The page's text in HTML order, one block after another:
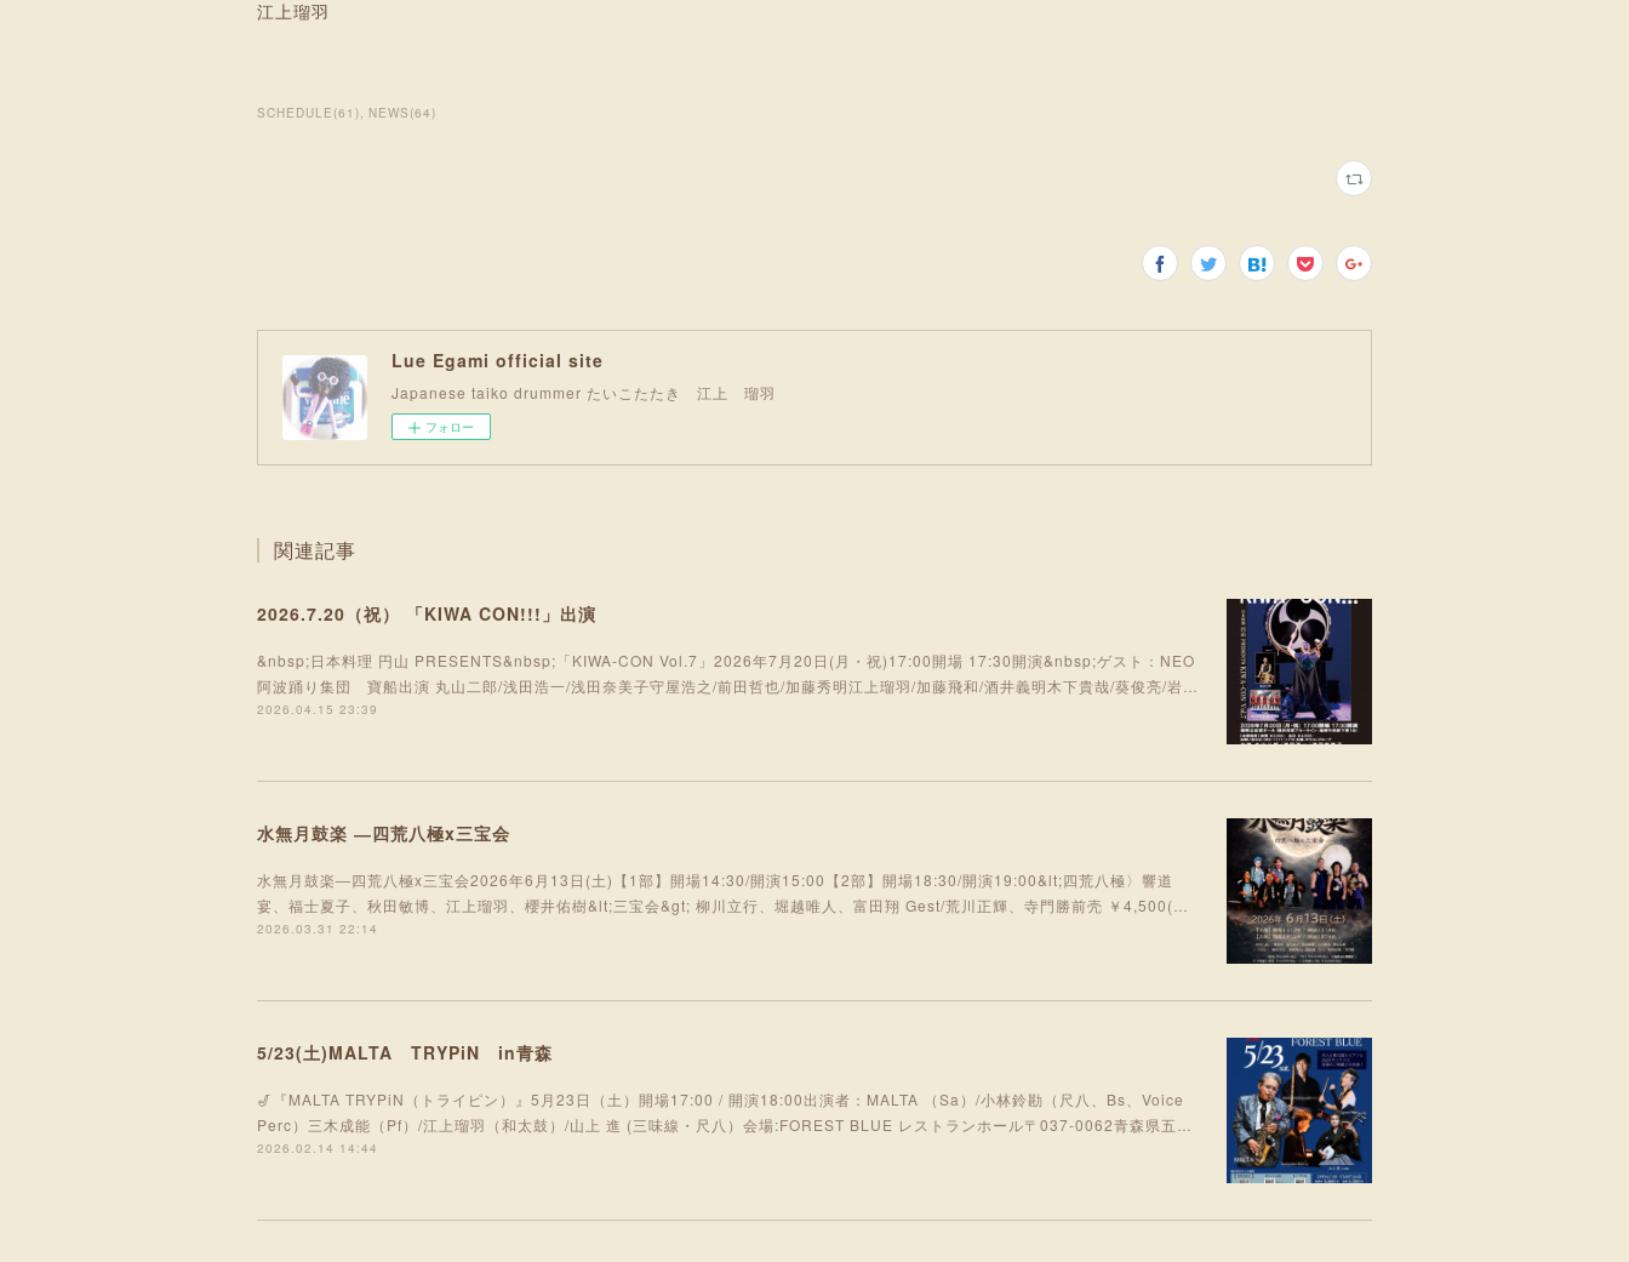
江上瑠羽
SCHEDULE (61 ) NEWS (64)
Lue Egami official site
Japanese taiko drummer たいこたたき 江上 瑠羽
フォロー
関連記事
2026.7.20（祝） 「KIWA CON!!!」出演
&nbsp;日本料理 円山 PRESENTS&nbsp;「KIWA-CON Vol.7」2026年7月20日(月・祝)17:00開場 17:30開演&nbsp;ゲスト：NEO
阿波踊り集団 寶船出演 丸山二郎/浅田浩一/浅田奈美子守屋浩之/前田哲也/加藤秀明江上瑠羽/加藤飛和/酒井義明木下貴哉/葵俊亮/岩…
2026.04.15 23:39
水無月鼓楽 ―四荒八極x三宝会
水無月鼓楽―四荒八極x三宝会2026年6月13日(土)【1部】開場14:30/開演15:00【2部】開場18:30/開演19:00&lt;四荒八極〉響道
宴、福士夏子、秋田敏博、江上瑠羽、櫻井佑樹&lt;三宝会&gt; 柳川立行、堀越唯人、富田翔 Gest/荒川正輝、寺門勝前壳 ￥4,500(…
2026.03.31 22:14
5/23(土)MALTA TRYPiN in青森
🎷『MALTA TRYPiN（トライピン）』5月23日（土）開場17:00 / 開演18:00出演者：MALTA （Sa）/小林鈴勘（尺八、Bs、Voice
Perc）三木成能（Pf）/江上瑠羽（和太鼓）/山上 進 (三味線・尺八）会場:FOREST BLUE レストランホール〒037-0062青森県五…
2026.02.14 14:44